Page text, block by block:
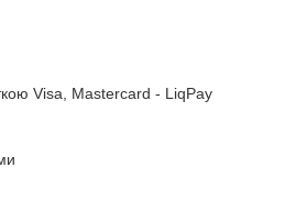
Visa, Mastercard - LiqPay